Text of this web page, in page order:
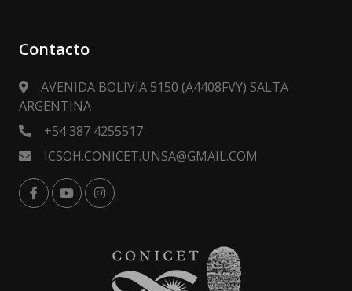
Contacto
AVENIDA BOLIVIA 5150 (A4408FVY) SALTA
ARGENTINA
+54 387 4255517
ICSOH.CONICET.UNSA@GMAIL.COM